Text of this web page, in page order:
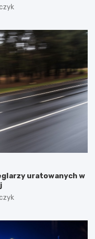
uratowanych w